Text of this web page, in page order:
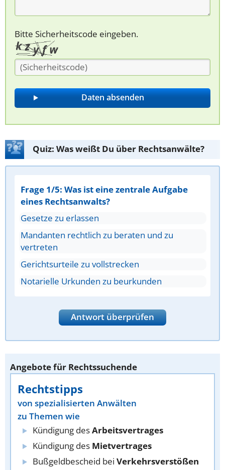
Bitte Sicherheitscode eingeben.
Quiz: Was weißt Du über Rechtsanwälte?
Frage 1/5: Was ist eine zentrale Aufgabe
eines Rechtsanwalts?
Gesetze zu erlassen
Mandanten rechtlich zu beraten und zu
vertreten
Gerichtsurteile zu vollstrecken
Notarielle Urkunden zu beurkunden
Antwort überprüfen
Angebote für Rechtssuchende
Rechtstipps
von spezialisierten Anwälten
zu Themen wie
Kündigung desArbeitsvertrages
Kündigung des Mietvertrages
Bußgeldbescheid bei Verkehrsverstößen